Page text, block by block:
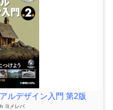
ルデザイン入門 第2版
ヨメレバ